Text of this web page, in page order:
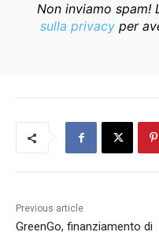
Non inviamo spam!
sulla privacyper
Previous article
GreenGo, finanziamento di